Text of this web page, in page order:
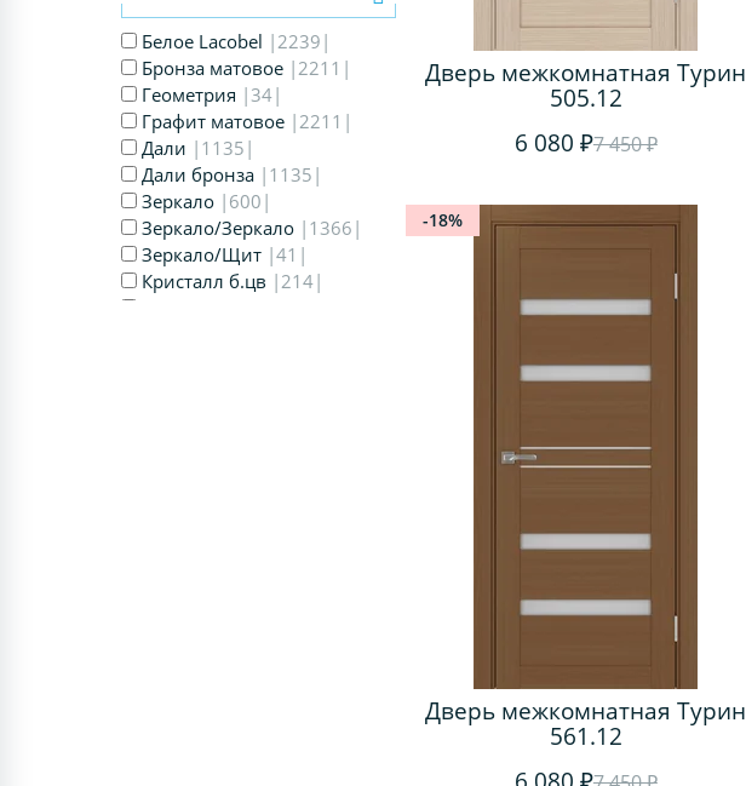
Ясень перламутровый
|1195|
Ясень светлый|1366|
Ясень серебристый
Ясень тёмный|1361|
Белое Lacobel |2239|
Бронза матовое |2211|
Геометрия |34|
Графит матовое |2211|
Дали |1135|
Дали бронза |1135|
Зеркало |600|
Зеркало/Зеркало |1366|
Зеркало/Щит |41|
Кристалл б.цв |214|
Дверь межкомнатная Турин
505.12
6 080 ₽7 450 ₽
-18%
Дверь межкомнатная Турин
561.12